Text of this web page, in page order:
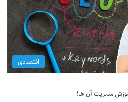
اقتصادی